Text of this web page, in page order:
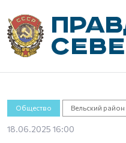
Общество Вельский район
18.06.2025 16:00